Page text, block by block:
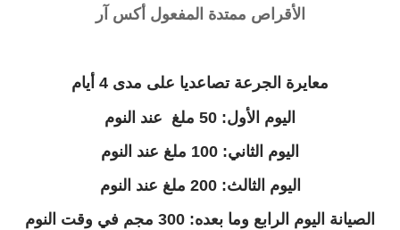
الأقراص ممتدة المفعول أكس آر
معايرة الجرعة تصاعديا على مدى 4 أيام
اليوم الأول: 50 ملغ عند النوم
اليوم الثاني: 100 ملغ عند النوم
اليوم الثالث: 200 ملغ عند النوم
الصيانة اليوم الرابع وما بعده: 300 مجم في وقت النوم